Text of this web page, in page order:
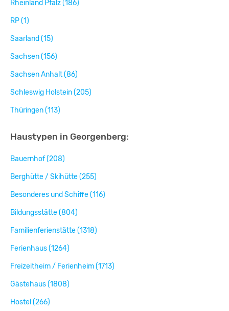
Rheinland Pfalz (186)
RP (1)
Saarland (15)
Sachsen (156)
Sachsen Anhalt (86)
Schleswig Holstein (205)
Thüringen (113)
Haustypen in Georgenberg:
Bauernhof (208)
Berghütte / Skihütte (255)
Besonderes und Schiffe (116)
Bildungsstätte (804)
Familienferienstätte (1318)
Ferienhaus (1264)
Freizeitheim / Ferienheim (1713)
Gästehaus (1808)
Hostel (266)